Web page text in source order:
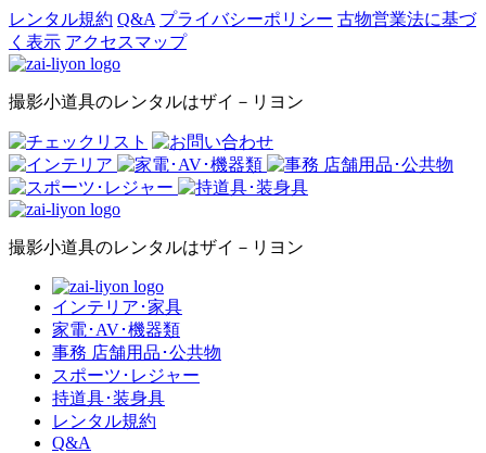
レンタル規約 Q&A プライバシーポリシー 古物営業法に基づ
く表示 アクセスマップ
撮影小道具のレンタルはザイ－リヨン
撮影小道具のレンタルはザイ－リヨン
インテリア･家具
家電･AV･機器類
事務 店舗用品･公共物
スポーツ･レジャー
持道具･装身具
レンタル規約
Q&A